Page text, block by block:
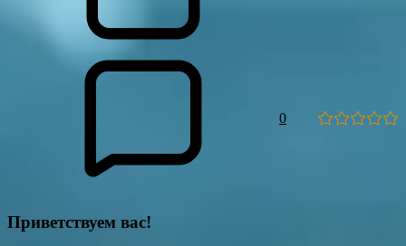
0
Приветствуем вас!